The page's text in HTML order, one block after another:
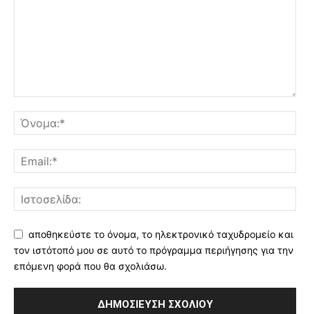
αποθηκεύστε το όνομα, το ηλεκτρονικό ταχυδρομείο και
τον ιστότοπό μου σε αυτό το πρόγραμμα περιήγησης για την
επόμενη φορά που θα σχολιάσω.